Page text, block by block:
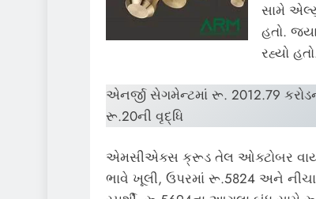
સામે
હતો.
રહ્યો
એનર્જી સેગમેન્ટમાં રૂ. 2012.79
રૂ.20ની વૃદ્ધિ
એમસીએક્સ ક્રૂડ તેલ ઓક્ટોબર
ભાવે ખૂલી, ઉપરમાં રૂ.5824 અને